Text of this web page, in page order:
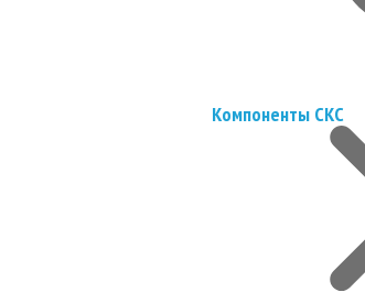
Компоненты СКС